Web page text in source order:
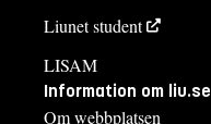
Liunet student
LISAM
Information om liu.se
Om webbplatsen